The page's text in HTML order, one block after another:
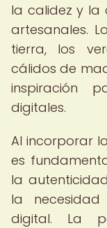
la calidez y la
artesanales.
tierra, los
cálidos de
inspiración
digitales.
Al incorporar
es
la
la
digital. La